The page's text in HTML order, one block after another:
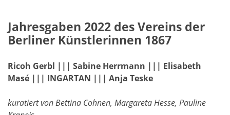
Jahresgaben 2022 des Vereins der
Berliner Künstlerinnen 1867
Ricoh Gerbl ||| Sabine Herrmann ||| Elisabeth
Masé ||| INGARTAN ||| Anja Teske
kuratiert von Bettina Cohnen, Margareta Hesse, Pauline